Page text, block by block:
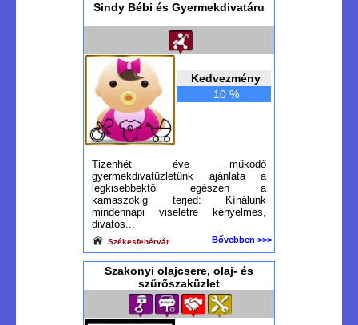
Sindy Bébi és Gyermekdivatáru
Kedvezmény
10 %
Tizenhét éve működő
gyermekdivatüzletünk ajánlata a
legkisebbektől egészen a
kamaszokig terjed: Kínálunk
mindennapi viseletre kényelmes,
divatos...
Székesfehérvár Bővebben >>>
Szakonyi olajcsere, olaj- és
szűrőszaküzlet